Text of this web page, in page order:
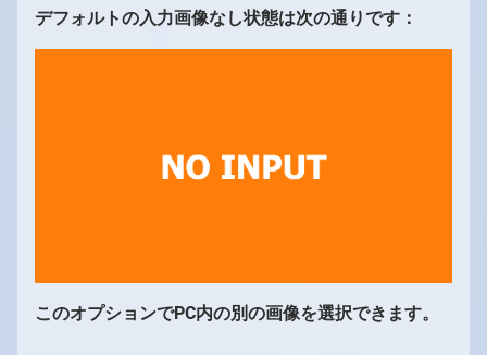
デフォルトの入力画像なし状態は次の通りです：
このオプションでPC内の別の画像を選択できます。